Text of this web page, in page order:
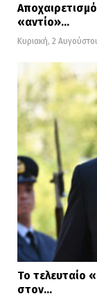
«αντίο»…
Κυριακή, 2
Το τελευταίο
στον…